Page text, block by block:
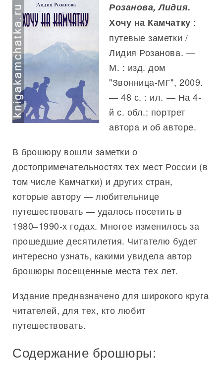
Розанова, Лидия.
Хочу на Камчатку :
путевые заметки /
Лидия Розанова. —
М. : изд. дом
"Звонница-МГ", 2009.
— 48 с. : ил. — На 4-
й с. обл.: портрет
автора и об авторе.
В брошюру вошли заметки о
достопримечательностях тех мест России (в
том числе Камчатки) и других стран,
которые автору — любительнице
путешествовать — удалось посетить в
1980–1990-х годах. Многое изменилось за
прошедшие десятилетия. Читателю будет
интересно узнать, какими увидела автор
брошюры посещенные места тех лет.
Издание предназначено для широкого круга
читателей, для тех, кто любит
путешествовать.
Содержание брошюры: